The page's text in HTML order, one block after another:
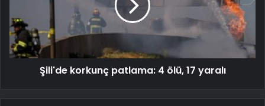
Şili'de korkunç patlama: 4 ölü, 17 yaralı